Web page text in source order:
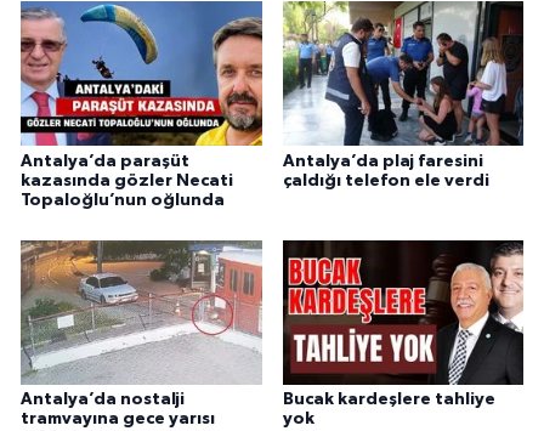
Antalya’da paraşüt
kazasında gözler Necati
Topaloğlu’nun oğlunda
Antalya’da plaj faresini
çaldığı telefon ele verdi
Antalya’da nostalji
tramvayına gece yarısı
Bucak kardeşlere tahliye
yok